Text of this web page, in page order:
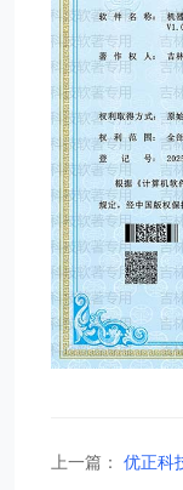
上一篇：
优正科